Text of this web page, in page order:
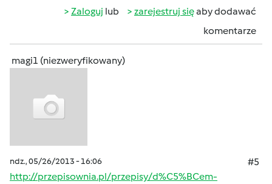
Zaloguj lub zarejestruj sięaby dodawać
komentarze
magi1 (niezweryfikowany)
ndz., 05/26/2013 - 16:06
#5
http://przepisownia.pl/przepisy/d%C5%BCem-